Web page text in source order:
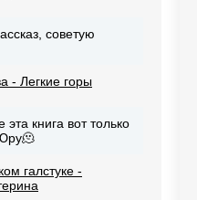
советую
- Легкие горы
книга вот только
галстуке -